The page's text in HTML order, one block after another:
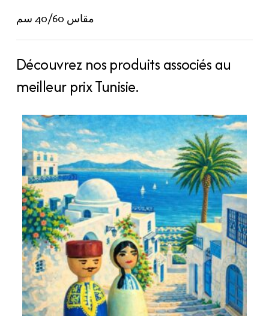
مقاس 40/60 سم
Découvrez nos produits associés au
meilleur prix Tunisie.